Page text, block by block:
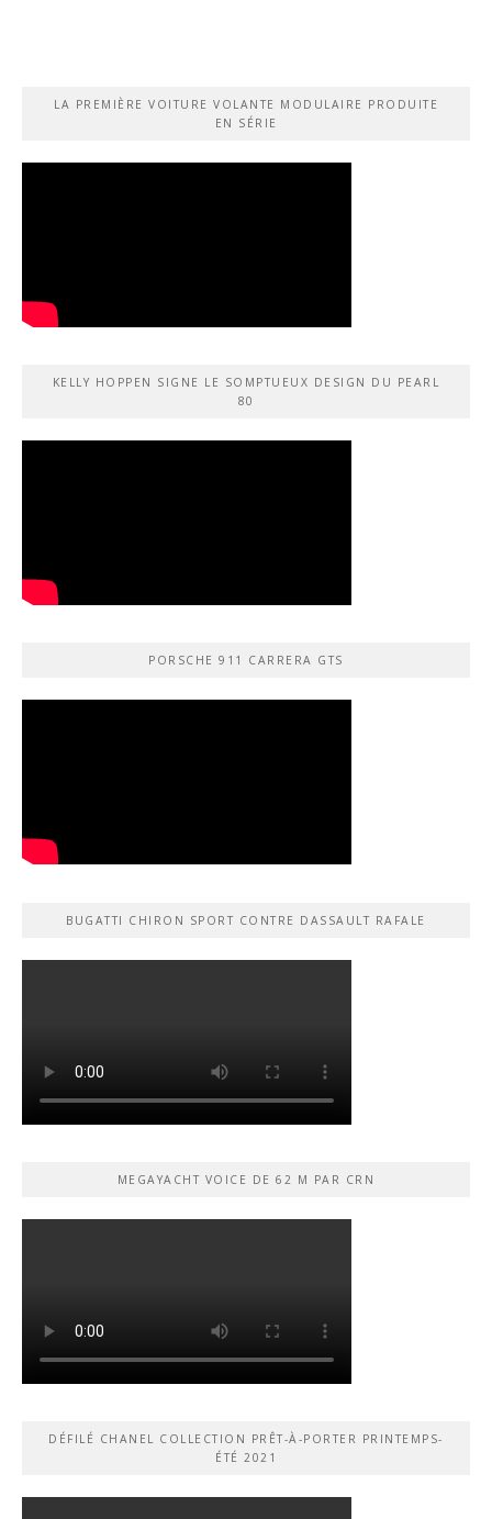
LA PREMIÈRE VOITURE VOLANTE MODULAIRE PRODUITE
EN SÉRIE
KELLY HOPPEN SIGNE LE SOMPTUEUX DESIGN DU PEARL
80
PORSCHE 911 CARRERA GTS
BUGATTI CHIRON SPORT CONTRE DASSAULT RAFALE
MEGAYACHT VOICE DE 62 M PAR CRN
DÉFILÉ CHANEL COLLECTION PRÊT-À-PORTER PRINTEMPS-
ÉTÉ 2021